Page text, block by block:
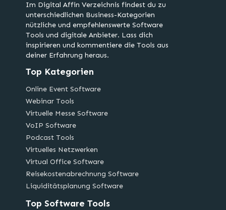
Im Digital Affin Verzeichnis findest du zu
unterschiedlichen Business-Kategorien
nützliche und empfehlenswerte Software
Tools und digitale Anbieter. Lass dich
inspirieren und kommentiere die Tools aus
deiner Erfahrung heraus.
Top Kategorien
Online Event Software
Webinar Tools
Virtuelle Messe Software
VoIP Software
Podcast Tools
Virtuelles Netzwerken
Virtual Office Software
Reisekostenabrechnung Software
Liquiditätsplanung Software
Top Software Tools